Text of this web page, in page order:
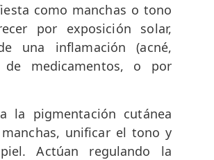
como manchas o tono
por exposición solar,
una inflamación (acné,
medicamentos, o por
la pigmentación cutánea
unificar el tono y
Actúan regulando la